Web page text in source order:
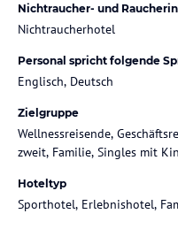
Nichtraucher- und
Nichtraucherhotel
Personal spricht folgende
Englisch, Deutsch
Zielgruppe
Wellnessreisende,
zweit, Familie, Singles mit
Hoteltyp
Sporthotel, Erlebnishotel,